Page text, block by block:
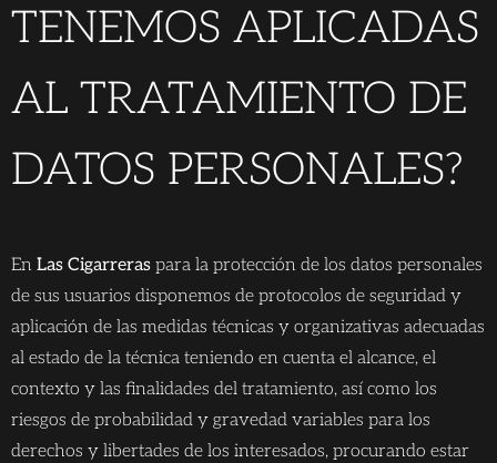
TENEMOS APLICADAS
AL TRATAMIENTO DE
DATOS PERSONALES?
En Las Cigarreras para la protección de los datos personales
de sus usuarios disponemos de protocolos de seguridad y
aplicación de las medidas técnicas y organizativas adecuadas
al estado de la técnica teniendo en cuenta el alcance, el
contexto y las finalidades del tratamiento, así como los
riesgos de probabilidad y gravedad variables para los
derechos y libertades de los interesados, procurando estar